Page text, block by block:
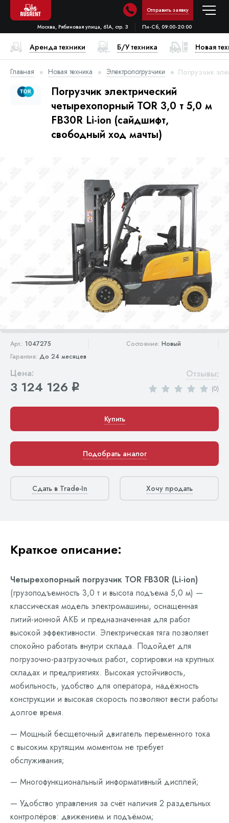
Отправить заявку
Москва, Рябиновая улица, 61А, стр. 3 Пн-Сб, 09:00-20:00
Аренда техники Б/У техника Новая
Главная Новая техника Электропогрузчики Погрузчик
Погрузчик электрический
четырехопорный TOR 3,0 т 5,0 м
FB30R Li-ion (сайдшифт,
свободный ход мачты)
Арт.: 1047275 Состояние: Новый
Гарантия: До 24 месяцев
Цена:
3 124 126 q
Отзывы:
(0)
Купить
Подобрать аналог
Сдать в Trade-In Хочу продать
Краткое описание:
Четырехопорный погрузчик TOR FB30R (Li-ion)
(грузоподъемность 3,0 т и высота подъема 5,0 м) —
классическая модель электромашины, оснащенная
литий-ионной АКБ и предназначенная для работ
высокой эффективности. Электрическая тяга позволяет
спокойно работать внутри склада. Подойдет для
погрузочно-разгрузочных работ, сортировки на крупных
складах и предприятиях. Высокая устойчивость,
мобильность, удобство для оператора, надёжность
конструкции и высокая скорость позволяют вести работы
долгое время.
— Мощный бесщеточный двигатель переменного тока
с высоким крутящим моментом не требует
обслуживания;
— Многофункциональный информативный дисплей;
— Удобство управления за счёт наличия 2 раздельных
контролёров: движением и подъёмом;